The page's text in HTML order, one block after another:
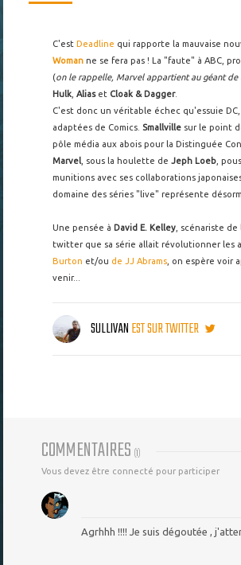
C'est Deadline qui rapporte la mauvaise
Woman ne se fera pas ! La "faute" à ABC,
(on le rappelle, Marvel appartient au géant
Hulk Aliaset Cloak & Dagger.
C'est donc un véritable échec qu'essuie
adaptées de Comics. Smallville sur le point
pôle média aux abois pour la Distinguée
Marvel , sous la houlette de Jeph Loeb ,
munitions avec ses collaborations
domaine des séries "live" représente
Une pensée à David E. Kelley , scénariste
twitter que sa série allait révolutionner les
Burton et/ou de JJ Abrams , on espère voir
venir...
SULLIVANEST SUR TWITTER
COMMENTAIRES (1)
Vous devez être connecté pour participer
Agrhhh !!!! Je suis dégoutée ,